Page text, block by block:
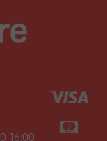
16:00